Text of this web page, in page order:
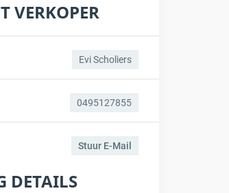
VERKOPER
Evi Scholiers
0495127855
Stuur E-Mail
DETAILS